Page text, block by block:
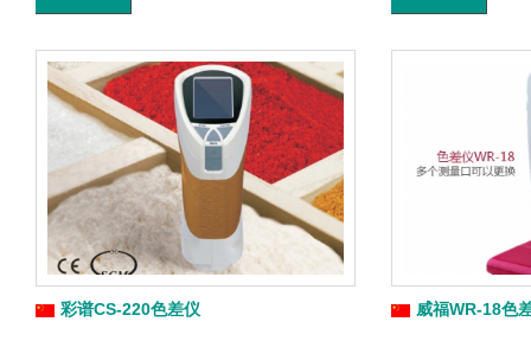
彩谱CS-220色差仪 威福WR-18色